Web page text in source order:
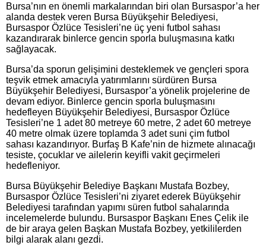
Bursa’nın en önemli markalarından biri olan Bursaspor’a her
alanda destek veren Bursa Büyükşehir Belediyesi,
Bursaspor Özlüce Tesisleri’ne üç yeni futbol sahası
kazandırarak binlerce gencin sporla buluşmasına katkı
sağlayacak.
Bursa’da sporun gelişimini desteklemek ve gençleri spora
teşvik etmek amacıyla yatırımlarını sürdüren Bursa
Büyükşehir Belediyesi, Bursaspor’a yönelik projelerine de
devam ediyor. Binlerce gencin sporla buluşmasını
hedefleyen Büyükşehir Belediyesi, Bursaspor Özlüce
Tesisleri’ne 1 adet 80 metreye 60 metre, 2 adet 60 metreye
40 metre olmak üzere toplamda 3 adet suni çim futbol
sahası kazandırıyor. Burfaş B Kafe’nin de hizmete alınacağı
tesiste, çocuklar ve ailelerin keyifli vakit geçirmeleri
hedefleniyor.
Bursa Büyükşehir Belediye Başkanı Mustafa Bozbey,
Bursaspor Özlüce Tesisleri’ni ziyaret ederek Büyükşehir
Belediyesi tarafından yapımı süren futbol sahalarında
incelemelerde bulundu. Bursaspor Başkanı Enes Çelik ile
de bir araya gelen Başkan Mustafa Bozbey, yetkililerden
bilgi alarak alanı gezdi.